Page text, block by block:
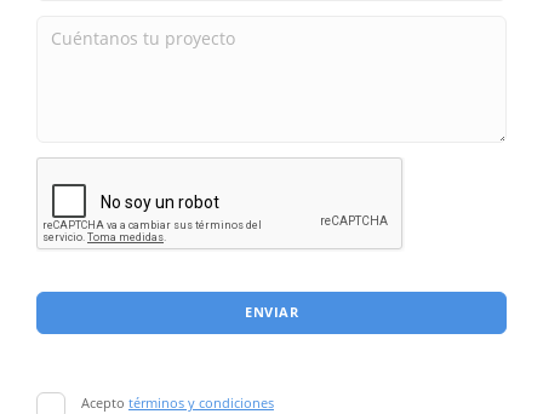
ENVIAR
Acepto términos y condiciones